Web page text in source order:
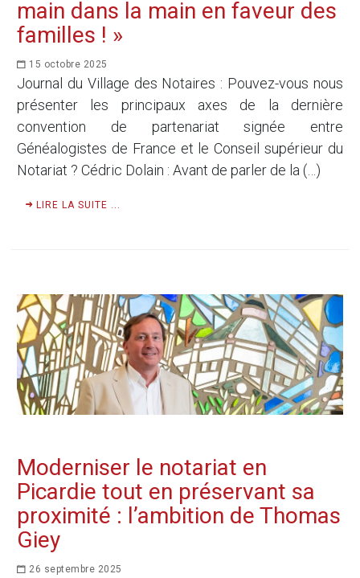
main dans la main en faveur des
familles ! »
15 octobre 2025
Journal du Village des Notaires : Pouvez-vous nous
présenter les principaux axes de la dernière
convention de partenariat signée entre
Généalogistes de France et le Conseil supérieur du
Notariat ? Cédric Dolain : Avant de parler de la (…)
LIRE LA SUITE ...
Moderniser le notariat en
Picardie tout en préservant sa
proximité : l’ambition de Thomas
Giey
26 septembre 2025